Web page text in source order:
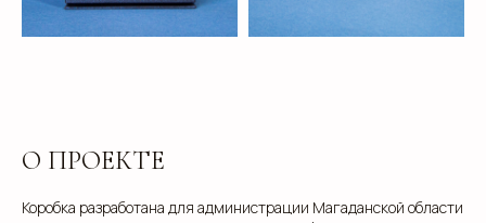
О ПРОЕКТЕ
Коробка разработана для администрации Магаданской области